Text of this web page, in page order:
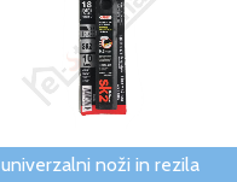
univerzalni noži in rezila